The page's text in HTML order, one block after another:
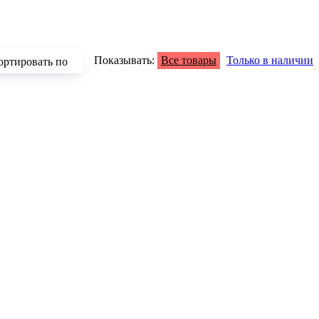
по Показывать: Все товары Только в наличии